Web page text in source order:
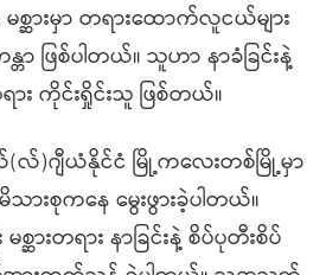
စ္ဆားမှာ တရားထောက်လူငယ်များ
ဖြစ်ပါတယ်။ သူဟာ နာခံခြင်းနဲ့
ကိုင်းရှိုင်းသူ ဖြစ်တယ်။
)ဂျီယံနိုင်ငံ မြို့ကလေးတစ်မြို့မှာ
ားစုကနေ မွေးဖွားခဲ့ပါတယ်။
ားတရား နာခြင်းနဲ့ စိပ်ပုတီးစိပ်